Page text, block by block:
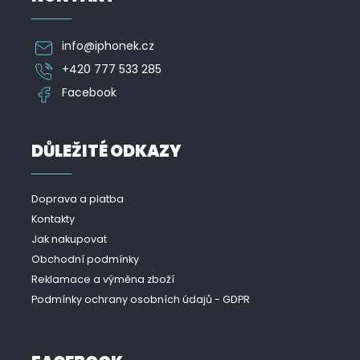
info@iphonek.cz
+420 777 533 285
Facebook
DŮLEŽITÉ ODKAZY
Doprava a platba
Kontakty
Jak nakupovat
Obchodní podmínky
Reklamace a výměna zboží
Podmínky ochrany osobních údajů - GDPR